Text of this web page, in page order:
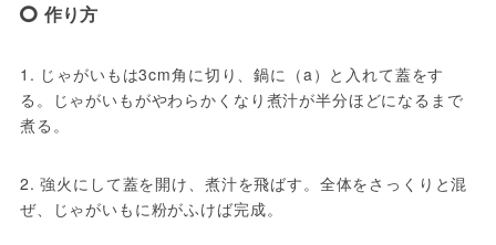
作り方
1. じゃがいもは3cm角に切り、鍋に（a）と入れて蓋をす
る。じゃがいもがやわらかくなり煮汁が半分ほどになるまで
煮る。
2. 強火にして蓋を開け、煮汁を飛ばす。全体をさっくりと混
ぜ、じゃがいもに粉がふけば完成。